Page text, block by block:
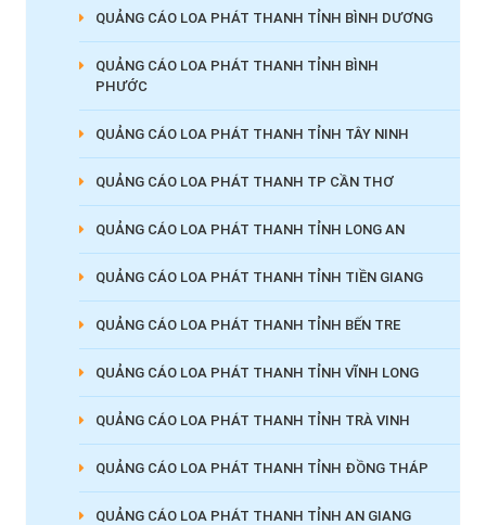
QUẢNG CÁO LOA PHÁT THANH TỈNH BÌNH DƯƠNG
QUẢNG CÁO LOA PHÁT THANH TỈNH BÌNH
PHƯỚC
QUẢNG CÁO LOA PHÁT THANH TỈNH TÂY NINH
QUẢNG CÁO LOA PHÁT THANH TP CẦN THƠ
QUẢNG CÁO LOA PHÁT THANH TỈNH LONG AN
QUẢNG CÁO LOA PHÁT THANH TỈNH TIỀN GIANG
QUẢNG CÁO LOA PHÁT THANH TỈNH BẾN TRE
QUẢNG CÁO LOA PHÁT THANH TỈNH VĨNH LONG
QUẢNG CÁO LOA PHÁT THANH TỈNH TRÀ VINH
QUẢNG CÁO LOA PHÁT THANH TỈNH ĐỒNG THÁP
QUẢNG CÁO LOA PHÁT THANH TỈNH AN GIANG